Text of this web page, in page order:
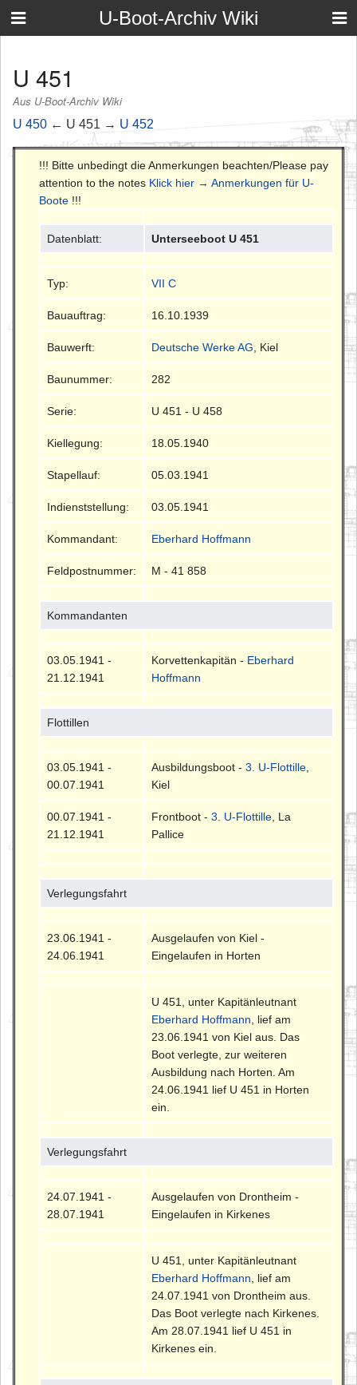
U-Boot-Archiv Wiki
U 451
Aus U-Boot-Archiv Wiki
U 450 ← U 451 → U 452
!!! Bitte unbedingt die Anmerkungen beachten/Please pay
attention to the notes Klick hier → Anmerkungen für U-
Boote !!!
Datenblatt: Unterseeboot U 451
Typ: VII C
Bauauftrag: 16.10.1939
Bauwerft: Deutsche Werke AG , Kiel
Baunummer: 282
Serie: U 451 - U 458
Kiellegung: 18.05.1940
Stapellauf: 05.03.1941
Indienststellung: 03.05.1941
Kommandant: Eberhard Hoffmann
Feldpostnummer: M - 41 858
Kommandanten
03.05.1941 -
21.12.1941
Korvettenkapitän - Eberhard
Hoffmann
Flottillen
03.05.1941 -
00.07.1941
Ausbildungsboot -3. U-Flottille
Kiel
00.07.1941 -
21.12.1941
Frontboot -3. U-Flottille , La
Pallice
Verlegungsfahrt
23.06.1941 -
24.06.1941
Ausgelaufen von Kiel -
Eingelaufen in Horten
U 451, unter Kapitänleutnant
Eberhard Hoffmann , lief am
23.06.1941 von Kiel aus. Das
Boot verlegte, zur weiteren
Ausbildung nach Horten. Am
24.06.1941 lief U 451 in Horten
ein.
Verlegungsfahrt
24.07.1941 -
28.07.1941
Ausgelaufen von Drontheim -
Eingelaufen in Kirkenes
U 451, unter Kapitänleutnant
Eberhard Hoffmann , lief am
24.07.1941 von Drontheim aus.
Das Boot verlegte nach Kirkenes.
Am 28.07.1941 lief U 451 in
Kirkenes ein.